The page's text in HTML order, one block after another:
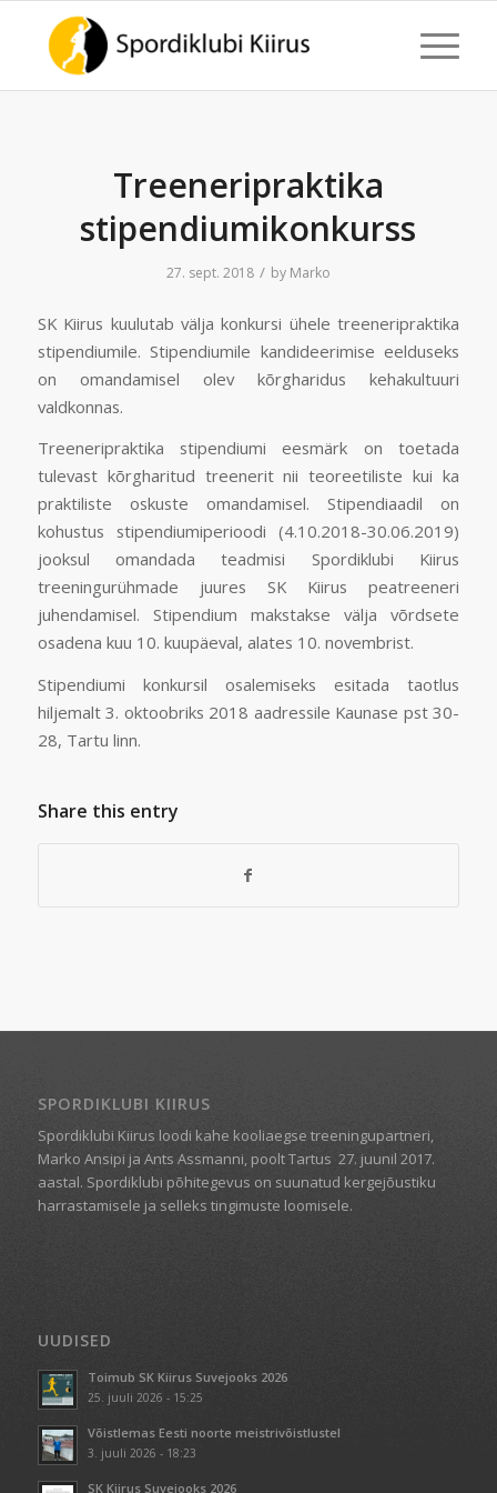
Treeneripraktika
stipendiumikonkurss
27. sept. 2018 / by Marko
SK Kiirus kuulutab välja konkursi ühele treeneripraktika
stipendiumile. Stipendiumile kandideerimise eelduseks
on omandamisel olev kõrgharidus kehakultuuri
valdkonnas.
Treeneripraktika stipendiumi eesmärk on toetada
tulevast kõrgharitud treenerit nii teoreetiliste kui ka
praktiliste oskuste omandamisel. Stipendiaadil on
kohustus stipendiumiperioodi (4.10.2018-30.06.2019)
jooksul omandada teadmisi Spordiklubi Kiirus
treeningurühmade juures SK Kiirus peatreeneri
juhendamisel. Stipendium makstakse välja võrdsete
osadena kuu 10. kuupäeval, alates 10. novembrist.
Stipendiumi konkursil osalemiseks esitada taotlus
hiljemalt 3. oktoobriks 2018 aadressile Kaunase pst 30-
28, Tartu linn.
Share this entry
SPORDIKLUBI KIIRUS
Spordiklubi Kiirus loodi kahe kooliaegse treeningupartneri,
Marko Ansipi ja Ants Assmanni, poolt Tartus 27. juunil 2017.
aastal. Spordiklubi põhitegevus on suunatud kergejõustiku
harrastamisele ja selleks tingimuste loomisele.
UUDISED
Toimub SK Kiirus Suvejooks 2026
25. juuli 2026 - 15:25
Võistlemas Eesti noorte meistrivõistlustel
3. juuli 2026 - 18:23
SK Kiirus Suvejooks 2026